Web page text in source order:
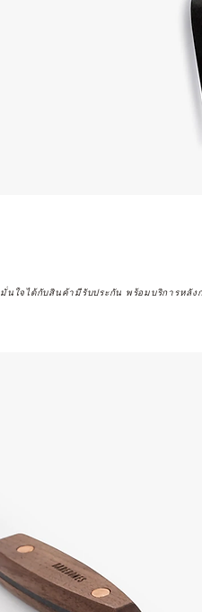
มั่นใจได้กับสินค้ามีรับประกัน พร้อมบริการหลัง